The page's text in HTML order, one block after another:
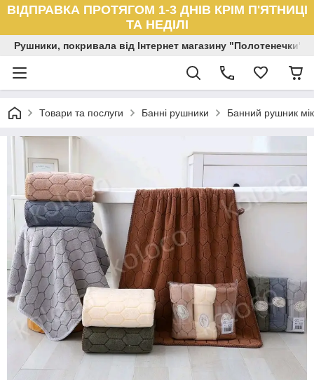
ВІДПРАВКА ПРОТЯГОМ 1-3 ДНІВ КРІМ П'ЯТНИЦІ
ТА НЕДІЛІ
Рушники, покривала від Інтернет магазину "Полотенечки"
Товари та послуги Банні рушники Банний рушник